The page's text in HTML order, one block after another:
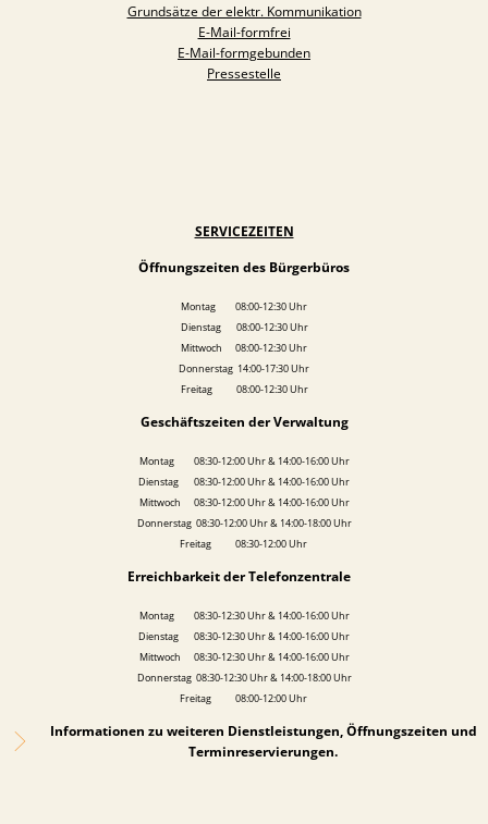
Grundsätze der elektr. Kommunikation
E-Mail-formfrei
E-Mail-formgebunden
Pressestelle
SERVICEZEITEN
Öffnungszeiten des Bürgerbüros
Montag 08:00-12:30 Uhr
Dienstag 08:00-12:30 Uhr
Mittwoch 08:00-12:30 Uhr
Donnerstag 14:00-17:30 Uhr
Freitag 08:00-12:30 Uhr
Geschäftszeiten der Verwaltung
Montag 08:30-12:00 Uhr & 14:00-16:00 Uhr
Dienstag 08:30-12:00 Uhr & 14:00-16:00 Uhr
Mittwoch 08:30-12:00 Uhr & 14:00-16:00 Uhr
Donnerstag 08:30-12:00 Uhr & 14:00-18:00 Uhr
Freitag 08:30-12:00 Uhr
Erreichbarkeit der Telefonzentrale
Montag 08:30-12:30 Uhr & 14:00-16:00 Uhr
Dienstag 08:30-12:30 Uhr & 14:00-16:00 Uhr
Mittwoch 08:30-12:30 Uhr & 14:00-16:00 Uhr
Donnerstag 08:30-12:30 Uhr & 14:00-18:00 Uhr
Freitag 08:00-12:00 Uhr
Informationen zu weiteren Dienstleistungen, Öffnungszeiten und
Terminreservierungen.